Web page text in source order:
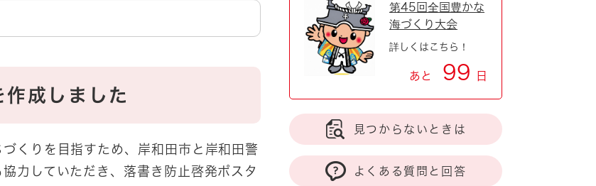
成しました
くりを目指すため、岸和田市と岸和田警
力していただき、落書き防止啓発ポスタ
第45回全国豊かな
海づくり大会
詳しくはこちら！
あと 99 日
見つからないときは
よくある質問と回答